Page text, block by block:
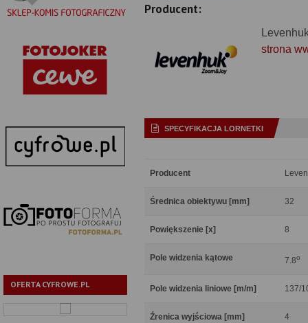
OFERTA CYFROWE.PL
Producent:
strona
SPECYFIKACJA LORNETKI
Producent
Średnica obiektywu [mm] 32
Powiększenie [x] 8
Pole widzenia kątowe 7.8o
Pole widzenia liniowe [m/m] 137/
Źrenica wyjściowa [mm] 4